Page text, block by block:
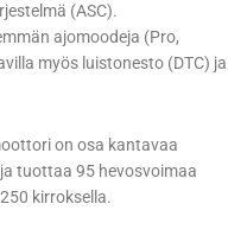
(ASC).
ajomoodeja (Pro,
myös luistonesto (DTC) ja
on osa kantavaa
tuottaa 95 hevosvoimaa
kirroksella.